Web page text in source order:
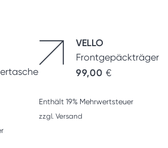
VELLO
Frontgepäckträger
99,00 €
Enthält 19% Mehrwertsteuer
zzgl. Versand